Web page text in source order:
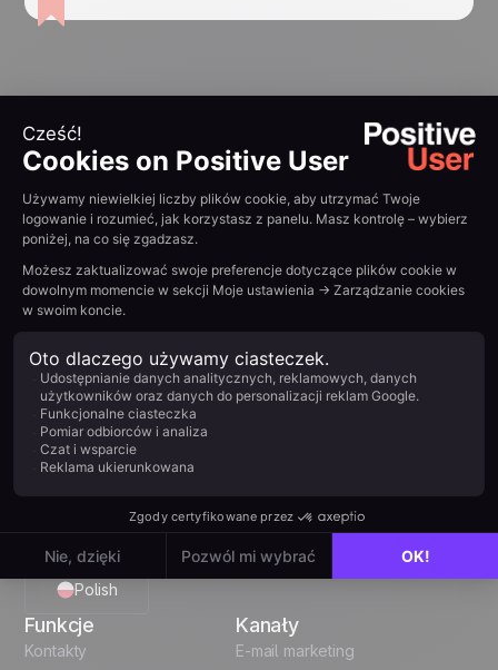
Koniec ze
skomplikowanymi
narzędziami.
Czas na prostotę.
Positive User łączy wszystkie ścieżki klienta w
jednej, intuicyjnej platformie. Zapomnij o
rozproszonych narzędziach – postaw na płynny
rozwój marketingu, sprzedaży i wsparcia klienta.
Zacznij teraz
Prosta 51, 01-188 Warsaw, Poland
Polish
English
Funkcje
Kontakty
Kanały
E-mail marketing